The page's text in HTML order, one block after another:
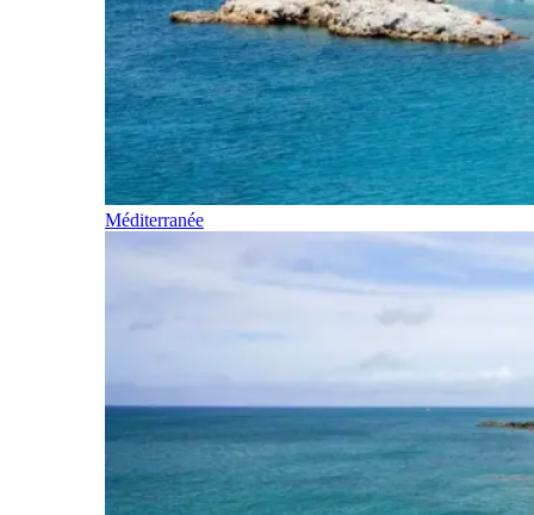
Méditerranée